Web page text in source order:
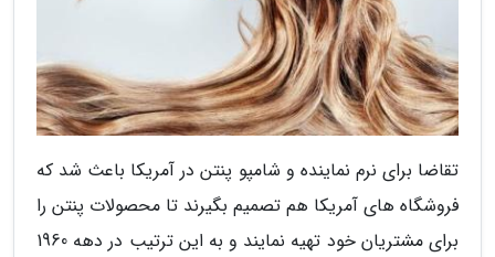
تقاضا برای نرم نماینده و شامپو پنتن در آمریکا باعث شد که
فروشگاه های آمریکا هم تصمیم بگیرند تا محصولات پنتن را
برای مشتریان خود تهیه نمایند و به این ترتیب در دهه 1960